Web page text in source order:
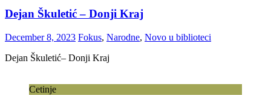
Dejan Škuletić – Donji Kraj
December 8, 2023 Fokus, Narodne, Novo u biblioteci
Dejan Škuletić– Donji Kraj
Cetinje